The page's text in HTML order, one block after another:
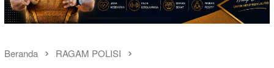
Beranda RAGAM POLISI